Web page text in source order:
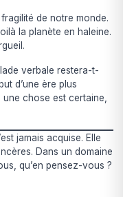
de notre monde.
la planète en haleine.
verbale restera-t-
d’une ère plus
une chose est certaine,
jamais acquise. Elle
Dans un domaine
qu’en pensez-vous ?